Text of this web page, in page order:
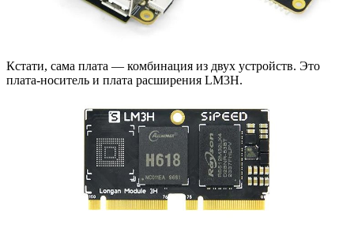
Кстати, сама плата — комбинация из двух устройств. Это
плата-носитель и плата расширения LM3H.